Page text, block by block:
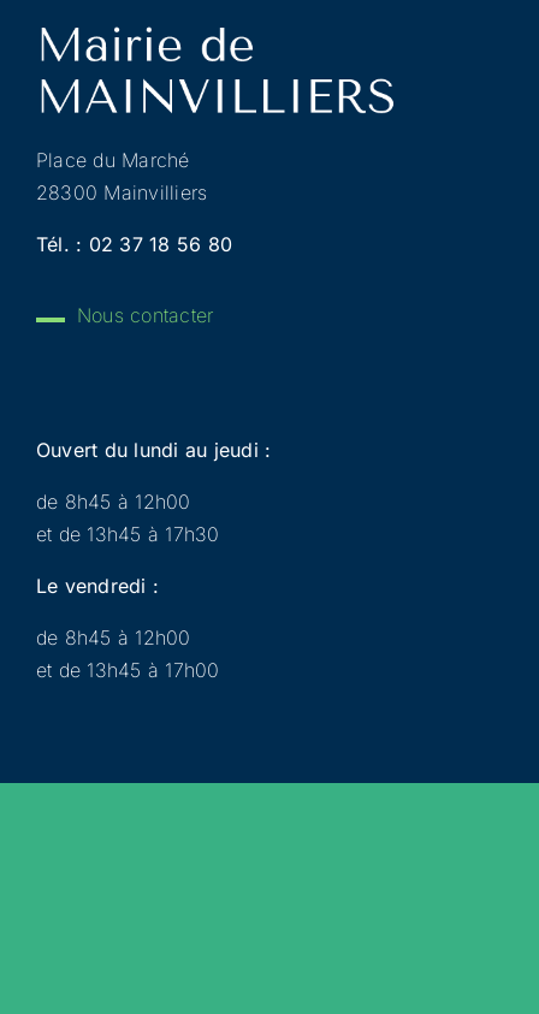
Place du Marché
28300 Mainvilliers
Tél. : 02 37 18 56 80
Nous contacter
Ouvert du lundi au jeudi :
de 8h45 à 12h00
et de 13h45 à 17h30
Le vendredi :
de 8h45 à 12h00
et de 13h45 à 17h00